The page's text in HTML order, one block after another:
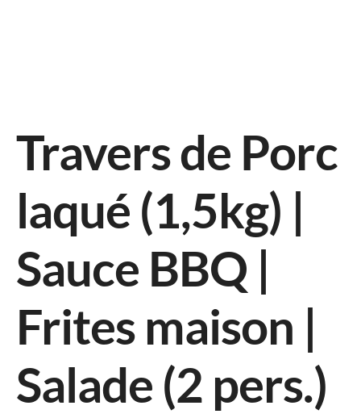
Travers de Porc
laqué (1,5kg) |
Sauce BBQ |
Frites maison |
Salade (2 pers.)